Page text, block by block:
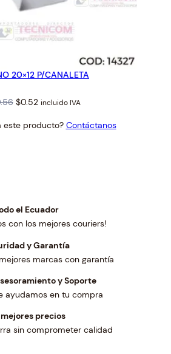
20×12 P/CANALETA
Original
was:
$0.52Current
is:
incluido IVA
este producto? Contáctanos
el Ecuador
con los mejores couriers!
y Garantía
marcas con garantía
y Soporte
ayudamos en tu compra
mejores precios
sin comprometer calidad